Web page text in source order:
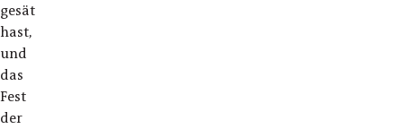
gesät
hast,
und
das
Fest
der